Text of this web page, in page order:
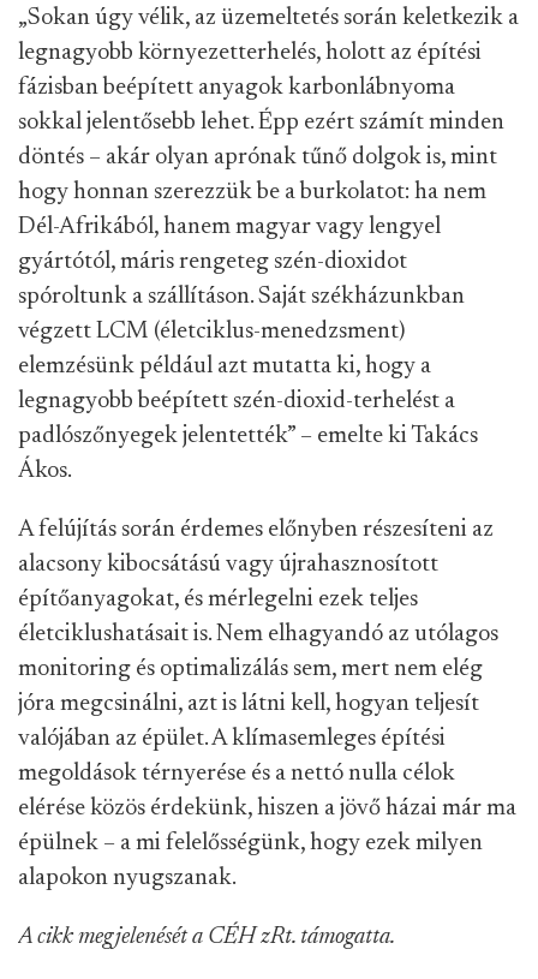
„Sokan úgy vélik, az üzemeltetés során keletkezik a
legnagyobb környezetterhelés, holott az építési
fázisban beépített anyagok karbonlábnyoma
sokkal jelentősebb lehet. Épp ezért számít minden
döntés – akár olyan aprónak tűnő dolgok is, mint
hogy honnan szerezzük be a burkolatot: ha nem
Dél-Afrikából, hanem magyar vagy lengyel
gyártótól, máris rengeteg szén-dioxidot
spóroltunk a szállításon. Saját székházunkban
végzett LCM (életciklus-menedzsment)
elemzésünk például azt mutatta ki, hogy a
legnagyobb beépített szén-dioxid-terhelést a
padlószőnyegek jelentették” – emelte ki Takács
Ákos.
A felújítás során érdemes előnyben részesíteni az
alacsony kibocsátású vagy újrahasznosított
építőanyagokat, és mérlegelni ezek teljes
életciklushatásait is. Nem elhagyandó az utólagos
monitoring és optimalizálás sem, mert nem elég
jóra megcsinálni, azt is látni kell, hogyan teljesít
valójában az épület. A klímasemleges építési
megoldások térnyerése és a nettó nulla célok
elérése közös érdekünk, hiszen a jövő házai már ma
épülnek – a mi felelősségünk, hogy ezek milyen
alapokon nyugszanak.
A cikk megjelenését a CÉH zRt. támogatta.